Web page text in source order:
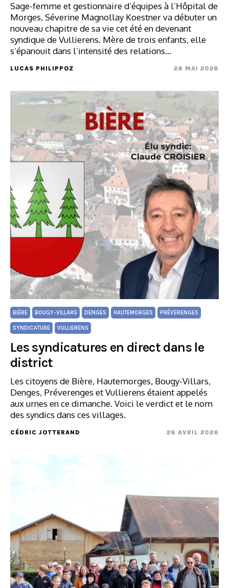
Sage-femme et gestionnaire d’équipes à l’Hôpital de
Morges, Séverine Magnollay Koestner va débuter un
nouveau chapitre de sa vie cet été en devenant
syndique de Vullierens. Mère de trois enfants, elle
s’épanouit dans l’intensité des relations…
LUCAS PHILIPPOZ 28 MAI 2026
BIÈRE BOUGY-VILLARS DENGES HAUTEMORGES PRÉVERENGES
SYNDICATURE VULLIERENS
Les syndicatures en direct dans le
district
Les citoyens de Bière, Hautemorges, Bougy-Villars,
Denges, Préverenges et Vullierens étaient appelés
aux urnes en ce dimanche. Voici le verdict et le nom
des syndics dans ces villages.
CÉDRIC JOTTERAND 26 AVRIL 2026